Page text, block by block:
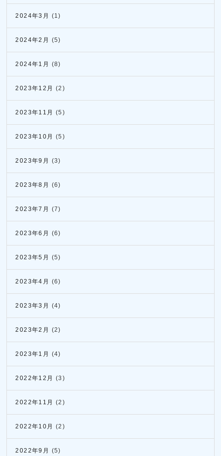
2024年3月 (1)
2024年2月 (5)
2024年1月 (8)
2023年12月 (2)
2023年11月 (5)
2023年10月 (5)
2023年9月 (3)
2023年8月 (6)
2023年7月 (7)
2023年6月 (6)
2023年5月 (5)
2023年4月 (6)
2023年3月 (4)
2023年2月 (2)
2023年1月 (4)
2022年12月 (3)
2022年11月 (2)
2022年10月 (2)
2022年9月 (5)